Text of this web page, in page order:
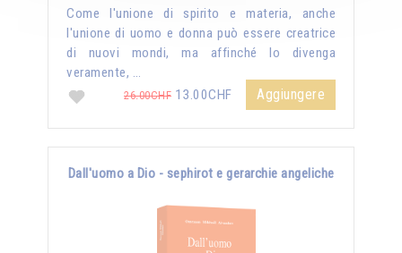
Come l'unione di spirito e materia, anche
l'unione di uomo e donna può essere creatrice
di nuovi mondi, ma affinché lo divenga
veramente, …
26.00CHF 13.00CHF Aggiungere
Dall'uomo a Dio - sephirot e gerarchie angeliche